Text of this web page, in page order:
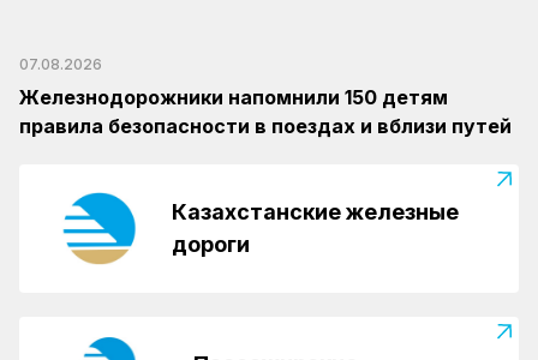
07.08.2026
Железнодорожники напомнили 150 детям
правила безопасности в поездах и вблизи путей
Казахстанские железные
дороги